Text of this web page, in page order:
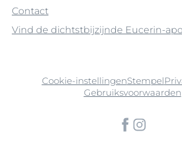
Contact
Vind de dichtstbijzijnde Eucerin-
Cookie-instellingenStempel
Gebruiksvoorwaarden